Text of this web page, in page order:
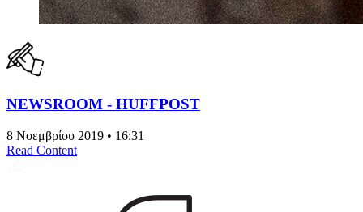
NEWSROOM - HUFFPOST
8 Νοεμβρίου 2019 • 16:31
Read Content